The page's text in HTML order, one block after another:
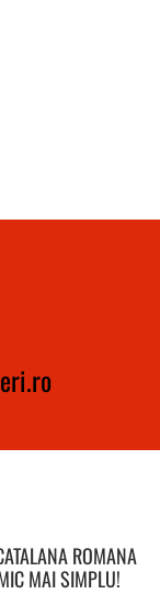
ROMANA
MAI SIMPLU!